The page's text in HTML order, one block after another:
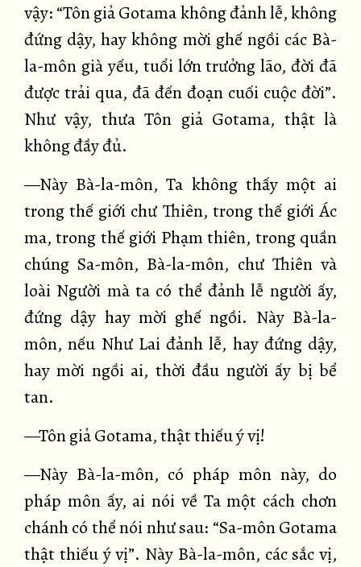
vậy: “Tôn giả Gotama không đảnh lễ, không
đứng dậy, hay không mời ghế ngồi các Bà-
la-môn già yếu, tuổi lớn trưởng lão, đời đã
được trải qua, đã đến đoạn cuối cuộc đời”.
Như vậy, thưa Tôn giả Gotama, thật là
không đầy đủ.
—Này Bà-la-môn, Ta không thấy một ai
trong thế giới chư Thiên, trong thế giới Ác
ma, trong thế giới Phạm thiên, trong quần
chúng Sa-môn, Bà-la-môn, chư Thiên và
loài Người mà ta có thể đảnh lễ người ấy,
đứng dậy hay mời ghế ngồi. Này Bà-la-
môn, nếu Như Lai đảnh lễ, hay đứng dậy,
hay mời ngồi ai, thời đầu người ấy bị bể
tan.
—Tôn giả Gotama, thật thiếu ý vị!
—Này Bà-la-môn, có pháp môn này, do
pháp môn ấy, ai nói về Ta một cách chơn
chánh có thể nói như sau: “Sa-môn Gotama
thật thiếu ý vị”. Này Bà-la-môn, các sắc vị,